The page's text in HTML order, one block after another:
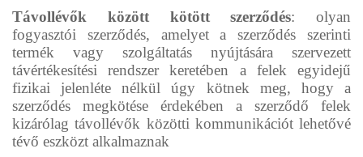
Távollévők között kötött szerződés: olyan
fogyasztói szerződés, amelyet a szerződés szerinti
termék vagy szolgáltatás nyújtására szervezett
távértékesítési rendszer keretében a felek egyidejű
fizikai jelenléte nélkül úgy kötnek meg, hogy a
szerződés megkötése érdekében a szerződő felek
kizárólag távollévők közötti kommunikációt lehetővé
tévő eszközt alkalmaznak